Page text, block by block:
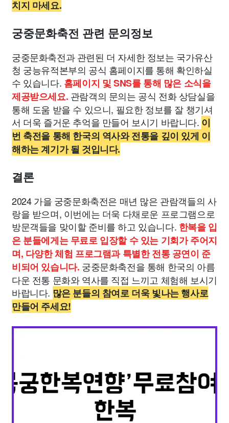
치지 마세요.
궁중문화축전 관련 문의정보
궁중문화축전과 관련된 더 자세한 정보는 국가유산
청 궁능유적본부의 공식 홈페이지를 통해 확인하실
수 있습니다. 홈페이지 및 SNS를 통해 많은 소식을
제공받으세요. 관람객의 문의는 공식 전화 상담실을
통해 도움 받을 수 있으니, 필요한 정보를 잘 챙기셔
서 더욱 즐거운 추억을 만들어 보시기 바랍니다. 이
번 축전을 통해 한국의 역사와 전통을 깊이 있게 이
해하는 계기가 될 것입니다.
결론
2024 가을 궁중문화축전은 매년 많은 관람객들의 사
랑을 받으며, 이번에는 더욱 다채로운 프로그램으로
방문객들을 맞이할 준비를 하고 있습니다. 한복을 입
은 분들에게는 무료로 입장할 수 있는 기회가 주어지
며, 다양한 체험 프로그램과 특별한 전통 공연이 준
비되어 있습니다. 궁중문화축전을 통해 한국의 아름
다운 전통 문화와 역사를 직접 느끼고 체험해 보시기
바랍니다. 많은 분들의 참여로 더욱 빛나는 행사로
만들어 주세요!